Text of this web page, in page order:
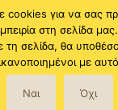
- Powered by NiTo
rights reserved.
cookies για να σας
στη σελίδα
τη σελίδα, θα
ικανοποιημένοι με
Ναι Όχι